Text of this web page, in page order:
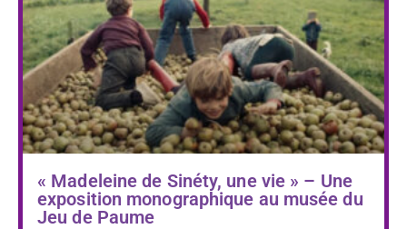
« Madeleine de Sinéty, une vie » – Une
exposition monographique au musée du
Jeu de Paume